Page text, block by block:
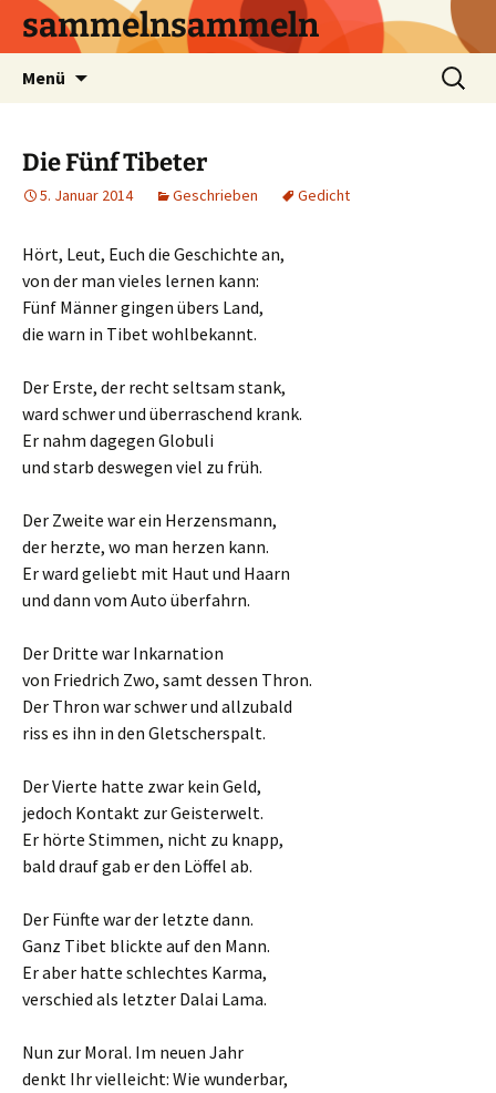
sammelnsammeln
Menü
Suchen
nach:
Die Fünf Tibeter
5. Januar 2014 Geschrieben Gedicht
Hört, Leut, Euch die Geschichte an,
von der man vieles lernen kann:
Fünf Männer gingen übers Land,
die warn in Tibet wohlbekannt.
Der Erste, der recht seltsam stank,
ward schwer und überraschend krank.
Er nahm dagegen Globuli
und starb deswegen viel zu früh.
Der Zweite war ein Herzensmann,
der herzte, wo man herzen kann.
Er ward geliebt mit Haut und Haarn
und dann vom Auto überfahrn.
Der Dritte war Inkarnation
von Friedrich Zwo, samt dessen Thron.
Der Thron war schwer und allzubald
riss es ihn in den Gletscherspalt.
Der Vierte hatte zwar kein Geld,
jedoch Kontakt zur Geisterwelt.
Er hörte Stimmen, nicht zu knapp,
bald drauf gab er den Löffel ab.
Der Fünfte war der letzte dann.
Ganz Tibet blickte auf den Mann.
Er aber hatte schlechtes Karma,
verschied als letzter Dalai Lama.
Nun zur Moral. Im neuen Jahr
denkt Ihr vielleicht: Wie wunderbar,